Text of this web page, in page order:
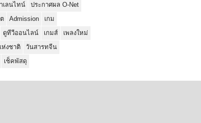
เลนไทน์
ประกาศผล O-Net
Admission
เกม
ดูทีวีออนไลน์ เกมส์
เพลงใหม่
งชาติ
วันสารทจีน
เช็คพัสดุ